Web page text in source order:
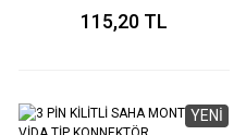
115,20 TL
YENİ